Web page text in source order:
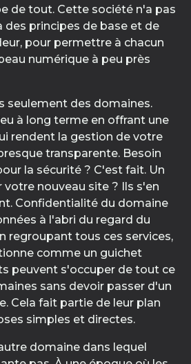
de tout. Cette société n'a pas
des principes de base et de
pour permettre à chacun
numérique à peu près
seulement des domaines.
à long terme en offrant une
rendent la gestion de votre
transparente. Besoin
la sécurité ? C'est fait. Un
nouveau site ? Ils s'en
Confidentialité du domaine
à l'abri du regard du
regroupant tous ces services,
comme un guichet
peuvent s'occuper de tout ce
sans devoir passer d'un
Cela fait partie de leur plan
simples et directes.
domaine dans lequel